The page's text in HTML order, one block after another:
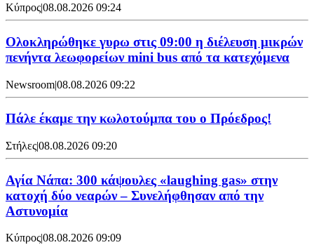
Κύπρος|08.08.2026 09:24
Ολοκληρώθηκε γυρω στις 09:00 η διέλευση μικρών
πενήντα λεωφορείων mini bus από τα κατεχόμενα
Newsroom|08.08.2026 09:22
Πάλε έκαμε την κωλοτούμπα του ο Πρόεδρος!
Στήλες|08.08.2026 09:20
Αγία Νάπα: 300 κάψουλες «laughing gas» στην
κατοχή δύο νεαρών – Συνελήφθησαν από την
Αστυνομία
Κύπρος|08.08.2026 09:09